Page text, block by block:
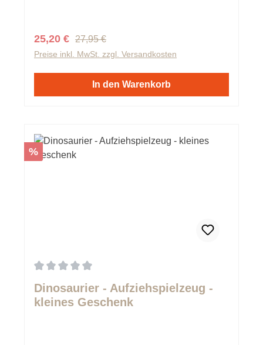
Verkaufspreis:
25,20 € Regulärer Preis:
27,95 €
Preise inkl. MwSt. zzgl. Versandkosten
In den Warenkorb
Rabatt
%
Dinosaurier - Aufziehspielzeug -
kleines Geschenk